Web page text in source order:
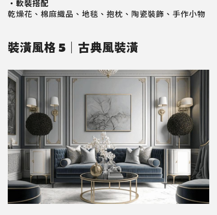
・軟裝搭配
乾燥花、棉麻織品、地毯、抱枕、陶瓷裝飾、手作小物
裝潢風格 5｜古典風裝潢